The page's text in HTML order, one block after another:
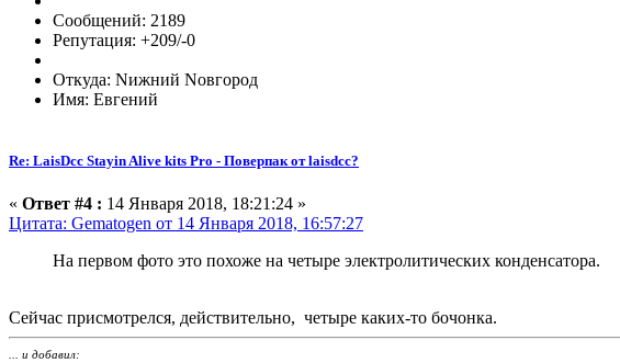
Сообщений: 2189
Репутация: +209/-0
Откуда: Nижний Nовгород
Имя: Евгений
Re: LaisDcc Stayin Alive kits Pro - Поверпак от laisdcc?
« Ответ #4 : 14 Января 2018, 18:21:24 »
Цитата: Gematogen от 14 Января 2018, 16:57:27
На первом фото это похоже на четыре электролитических конденсатора.
Сейчас присмотрелся, действительно, четыре каких-то бочонка.
... и добавил: